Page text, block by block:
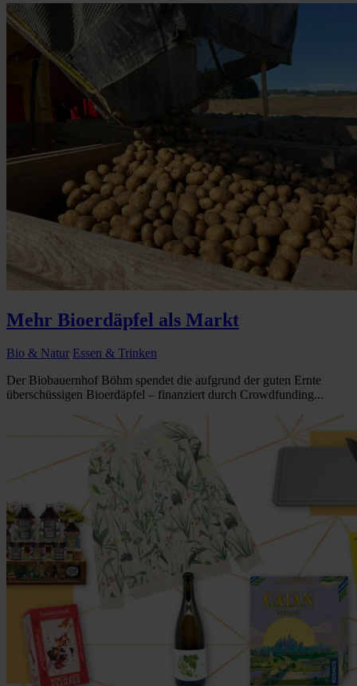
Mehr Bioerdäpfel als Markt
Bio & Natur Essen & Trinken
Der Biobauernhof Böhm spendet die aufgrund der guten Ernte
überschüssigen Bioerdäpfel – finanziert durch Crowdfunding...